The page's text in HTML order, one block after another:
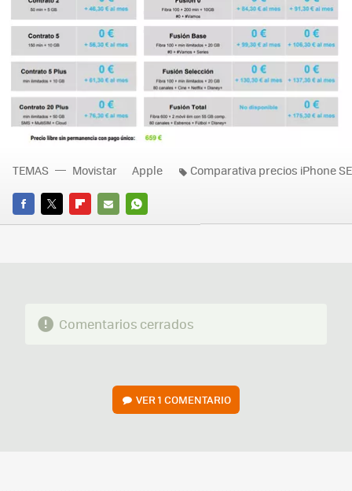
FACEBOOK
TWITTERFLIPBOARD
E-
WHATSAPP
TEMAS Movistar Apple Comparativa precios iPhone SE
Comentarios cerrados
VER1 COMENTARIO